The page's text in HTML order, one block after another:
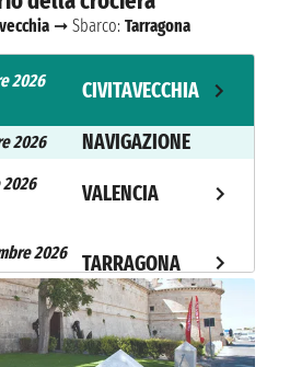
➞ Sbarco: Tarragona
2026
CIVITAVECCHIA
2026 NAVIGAZIONE
VALENCIA
2026
TARRAGONA